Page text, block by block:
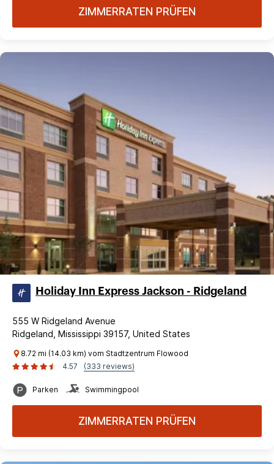
ZIMMERRATEN PRÜFEN
Holiday Inn Express Jackson - Ridgeland
555 W Ridgeland Avenue
Ridgeland, Mississippi 39157, United States
8.72 mi (14.03 km) vom Stadtzentrum Flowood
4.57
(333 reviews)
Parken Swimmingpool
ZIMMERRATEN PRÜFEN